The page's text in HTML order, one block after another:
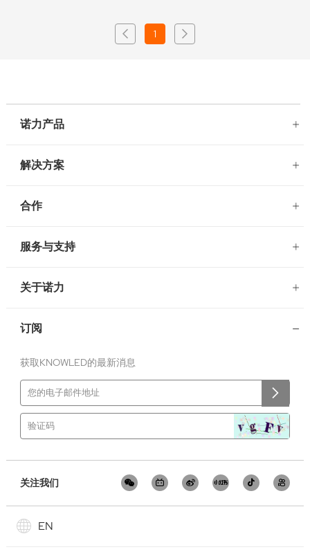
1
诺力产品
解决方案
合作
服务与支持
关于诺力
订阅
获取KNOWLED的最新消息
关注我们
EN